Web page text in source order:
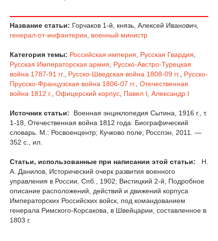
Название статьи: Горчаков 1-й, князь, Алексей Иванович,
генерал-от-инфантерии
военный министр
Категория темы: Российская империя Русская Гвардия
Русская Императорская армия
Русско-Австро-Турецкая
война 1787-91 гг.
Русско-Шведская война 1808-09 гг.
Русско-
Прусско-Французская война 1806-07 гг.
Отечественная
война 1812 г.
Офицерский корпус Павел I Александр I
Источник статьи:
Военная энциклопедия Сытина, 1916 г., т.
1-18, Отечественная война 1812 года: Биографический
словарь. М.: Росвоенцентр; Кучково поле; Росспэн, 2011. —
352 с., ил.
Статьи, использованные при написании этой статьи:
Н.
А. Данилов, Исторический очерк развития военного
управления в России, Спб., 1902; Вистицкий 2-й, Подробное
описание расположений, действий и движений корпуса
Императорских Российских войск, под командованием
генерала Римского-Корсакова, в Швейцарии, составленное в
1803 г.